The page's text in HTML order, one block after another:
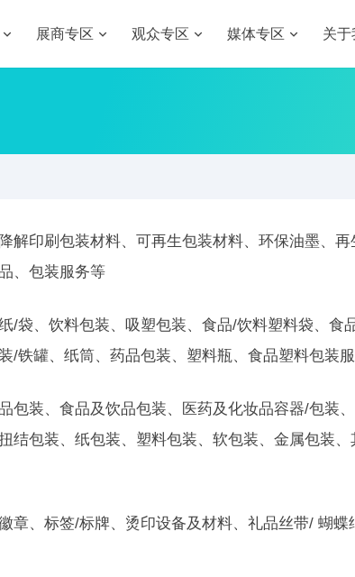
展商专区 观众专区 媒体专区 关于
降解印刷包装材料、可再生包装材料、环保油墨、
、包装服务等
纸/袋、饮料包装、吸塑包装、食品/饮料塑料袋、
/铁罐、纸筒、药品包装、塑料瓶、食品塑料包装
包装、食品及饮品包装、医药及化妆品容器/包装
结包装、纸包装、塑料包装、软包装、金属包装
徽章、标签/标牌、烫印设备及材料、礼品丝带/ 蝴蝶